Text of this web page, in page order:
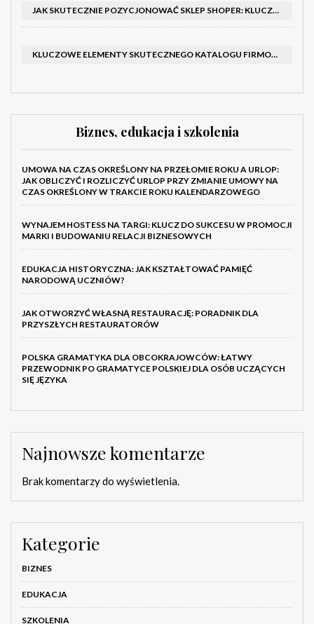
JAK SKUTECZNIE POZYCJONOWAĆ SKLEP SHOPER: KLUCZOWE KROKI I STRATEGIE
KLUCZOWE ELEMENTY SKUTECZNEGO KATALOGU FIRMOWEGO I BROSZURY
Biznes, edukacja i szkolenia
UMOWA NA CZAS OKREŚLONY NA PRZEŁOMIE ROKU A URLOP:
JAK OBLICZYĆ I ROZLICZYĆ URLOP PRZY ZMIANIE UMOWY NA
CZAS OKREŚLONY W TRAKCIE ROKU KALENDARZOWEGO
WYNAJEM HOSTESS NA TARGI: KLUCZ DO SUKCESU W PROMOCJI
MARKI I BUDOWANIU RELACJI BIZNESOWYCH
EDUKACJA HISTORYCZNA: JAK KSZTAŁTOWAĆ PAMIĘĆ
NARODOWĄ UCZNIÓW?
JAK OTWORZYĆ WŁASNĄ RESTAURACJĘ: PORADNIK DLA
PRZYSZŁYCH RESTAURATORÓW
POLSKA GRAMATYKA DLA OBCOKRAJOWCÓW: ŁATWY
PRZEWODNIK PO GRAMATYCE POLSKIEJ DLA OSÓB UCZĄCYCH
SIĘ JĘZYKA
Najnowsze komentarze
Brak komentarzy do wyświetlenia.
Kategorie
BIZNES
EDUKACJA
SZKOLENIA